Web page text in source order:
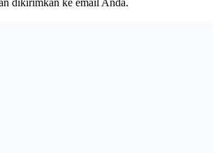
dikirimkan ke email Anda.